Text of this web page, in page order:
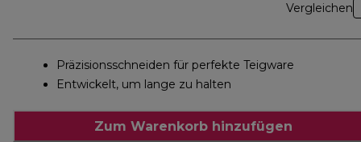
Vergleichen
Präzisionsschneiden für perfekte Teigware
Entwickelt, um lange zu halten
Zum Warenkorb hinzufügen